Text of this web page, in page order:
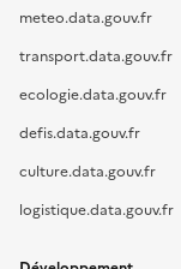
meteo.data.gouv.fr
transport.data.gouv.fr
ecologie.data.gouv.fr
defis.data.gouv.fr
culture.data.gouv.fr
logistique.data.gouv.fr